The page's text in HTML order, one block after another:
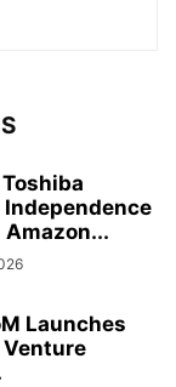
Launches
Venture